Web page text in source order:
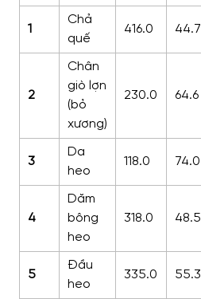
1
Chả
quế
416.0 44.7
2
Chân
giò lợn
(bỏ
xương)
230.0 64.6
3
Da
heo
118.0 74.0
4
Dăm
bông
heo
318.0 48.5
5
Đầu
heo
335.0 55.3